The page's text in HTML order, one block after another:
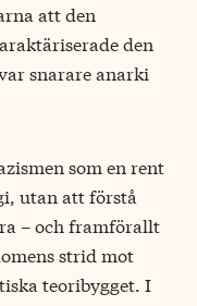
att den
den
snarare anarki
som en rent
utan att förstå
– och framförallt
strid mot
teoribygget. I